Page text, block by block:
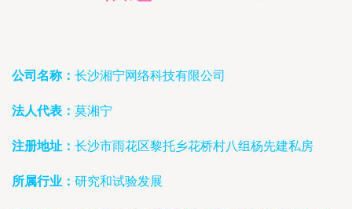
公司名称： 长沙湘宁网络科技有限公司
法人代表： 莫湘宁
注册地址： 长沙市雨花区黎托乡花桥村八组杨先建私房
所属行业： 研究和试验发展